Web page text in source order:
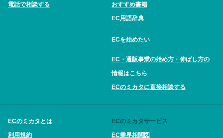
電話で相談する
おすすめ書籍
EC用語辞典
ECを始めたい
EC・通販事業の始め方・伸ばし方の
情報はこちら
ECのミカタに直接相談する
ECのミカタとは
利用規約
ECのミカタサービス
EC業界相関図